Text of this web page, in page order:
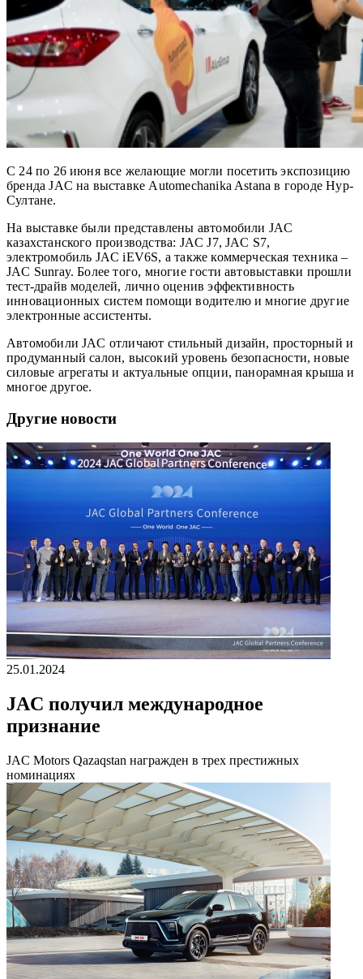
С 24 по 26 июня все желающие могли посетить экспозицию
бренда JAC на выставке Automechanika Astana в городе Нур-
Султане.
На выставке были представлены автомобили JAC
казахстанского производства: JAC J7, JAC S7,
электромобиль JAC iEV6S, а также коммерческая техника –
JAC Sunray. Более того, многие гости автовыставки прошли
тест-драйв моделей, лично оценив эффективность
инновационных систем помощи водителю и многие другие
электронные ассистенты.
Автомобили JAC отличают стильный дизайн, просторный и
продуманный салон, высокий уровень безопасности, новые
силовые агрегаты и актуальные опции, панорамная крыша и
многое другое.
Другие новости
25.01.2024
JAC получил международное
признание
JAC Motors Qazaqstan награжден в трех престижных
номинациях